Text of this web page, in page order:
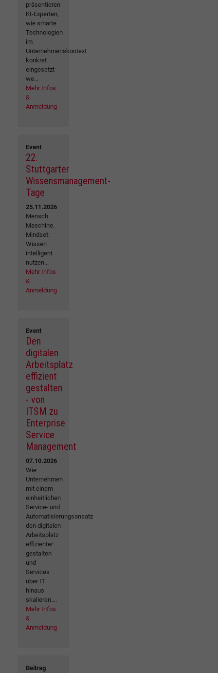
präsentieren
KI-Experten,
wie smarte
Technologien
im
Unternehmenskontext
konkret
eingesetzt
we...
Mehr Infos
&
Anmeldung
Event
22.
Stuttgarter
Wissensmanagement-
Tage
25.11.2026
Mensch.
Maschine.
Mindset:
Wissen
intelligent
nutzen...
Mehr Infos
&
Anmeldung
Event
Den
digitalen
Arbeitsplatz
effizient
gestalten
- von
ITSM zu
Enterprise
Service
Management
07.10.2026
Wie
Unternehmen
mit einem
einheitlichen
Service- und
Automatisierungsansatz
den digitalen
Arbeitsplatz
effizienter
gestalten
und
Services
über IT
hinaus
skalieren....
Mehr Infos
&
Anmeldung
Beitrag